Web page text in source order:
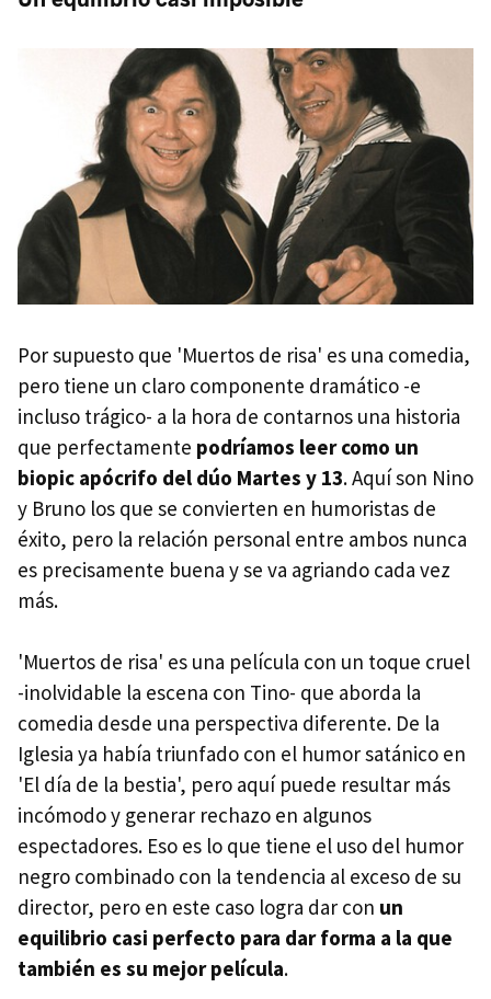
Por supuesto que 'Muertos de risa' es una comedia,
pero tiene un claro componente dramático -e
incluso trágico- a la hora de contarnos una historia
que perfectamente podríamos leer como un
biopic apócrifo del dúo Martes y 13. Aquí son Nino
y Bruno los que se convierten en humoristas de
éxito, pero la relación personal entre ambos nunca
es precisamente buena y se va agriando cada vez
más.
'Muertos de risa' es una película con un toque cruel
-inolvidable la escena con Tino- que aborda la
comedia desde una perspectiva diferente. De la
Iglesia ya había triunfado con el humor satánico en
'El día de la bestia', pero aquí puede resultar más
incómodo y generar rechazo en algunos
espectadores. Eso es lo que tiene el uso del humor
negro combinado con la tendencia al exceso de su
director, pero en este caso logra dar con un
equilibrio casi perfecto para dar forma a la que
también es su mejor película.